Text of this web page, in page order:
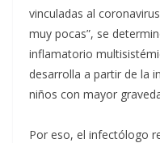
vinculadas al
muy pocas”, se
inflamatorio
desarrolla a partir de la
niños con mayor
Por eso, el infectólogo